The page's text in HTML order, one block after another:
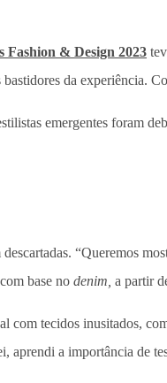
Fashion & Design 2023
da experiência.
emergentes foram
“Queremos
base no denim, a partir
com tecidos inusitados,
a importância de